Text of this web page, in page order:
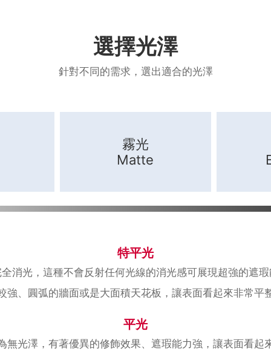
選擇光澤
針對不同的需求，選出適合的光澤
霧光
Matte
特平光
消光，這種不會反射任何光線的消光感可展現超強的遮
強、圓弧的牆面或是大面積天花板，讓表面看起來非常平
平光
無光澤，有著優異的修飾效果、遮瑕能力強，讓表面看起